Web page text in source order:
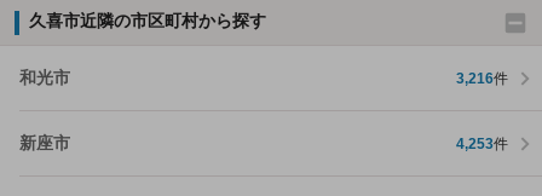
久喜市近隣の市区町村から探す
和光市 3,216件
新座市 4,253件